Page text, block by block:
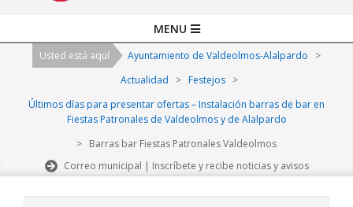
Navigation
MENU
Usted está aquí Ayuntamiento de Valdeolmos-Alalpardo
>
Actualidad
> Festejos
>
Últimos días para presentar ofertas – Instalación barras de bar en
Fiestas Patronales de Valdeolmos y de Alalpardo
> Barras bar Fiestas Patronales Valdeolmos
Correo municipal | Inscríbete y recibe noticias y avisos